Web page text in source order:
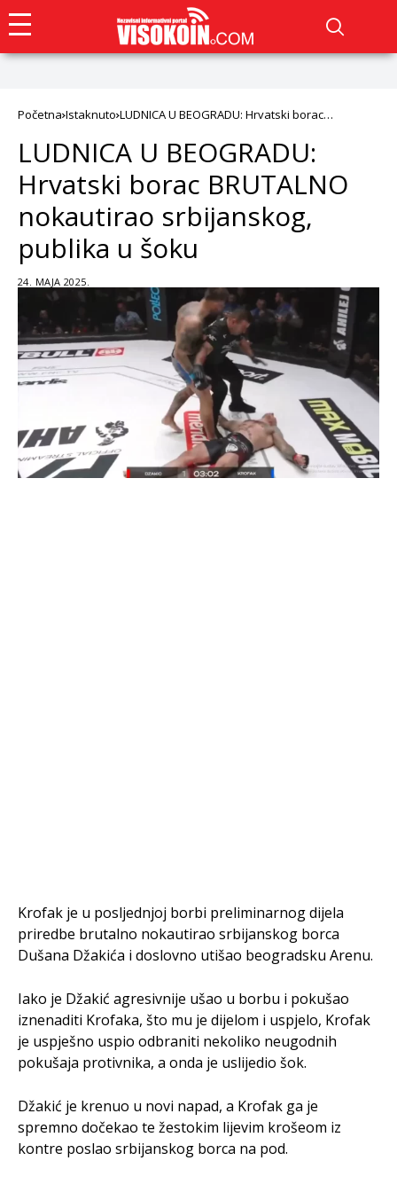
Početna Istaknuto LUDNICA U BEOGRADU: Hrvatski borac
šoku
LUDNICA U BEOGRADU:
Hrvatski borac BRUTALNO
nokautirao srbijanskog,
publika u šoku
24. MAJA 2025.
Krofak je u posljednjoj borbi preliminarnog dijela
priredbe brutalno nokautirao srbijanskog borca
Dušana Džakića i doslovno utišao beogradsku Arenu.
Iako je Džakić agresivnije ušao u borbu i pokušao
iznenaditi Krofaka, što mu je dijelom i uspjelo, Krofak
je uspješno uspio odbraniti nekoliko neugodnih
pokušaja protivnika, a onda je uslijedio šok.
Džakić je krenuo u novi napad, a Krofak ga je
spremno dočekao te žestokim lijevim krošeom iz
kontre poslao srbijanskog borca na pod.